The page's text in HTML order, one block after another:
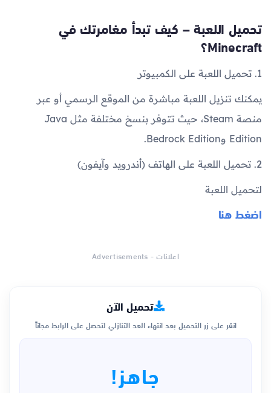
تحميل اللعبة – كيف تبدأ مغامرتك في
Minecraft؟
1. تحميل اللعبة على الكمبيوتر
يمكنك تنزيل اللعبة مباشرة من الموقع الرسمي أو عبر
منصة Steam، حيث تتوفر بنسخ مختلفة مثل Java
Edition وBedrock Edition.
2. تحميل اللعبة على الهاتف (أندرويد وآيفون)
لتحميل اللعبة
اضغط هنا
اعلانات - Advertisements
تحميل الآن
انقر على زر التحميل بعد انتهاء العد التنازلي لتحصل على الرابط مجاناً
جاهز!